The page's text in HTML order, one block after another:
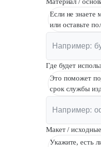
Материал /
Если не знаете
или оставьте
Где будет
Это поможет
срок службы
Макет /
Укажите, есть